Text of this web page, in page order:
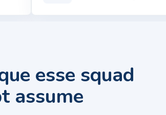
esse squad
assume